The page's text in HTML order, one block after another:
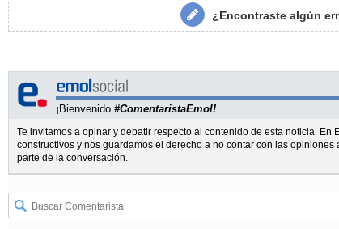
¿Encontraste algún
¡Bienvenido #ComentaristaEmol!
Te invitamos a opinar y debatir respecto al contenido de esta noticia.
constructivos y nos guardamos el derecho a no contar con las
parte de la conversación.